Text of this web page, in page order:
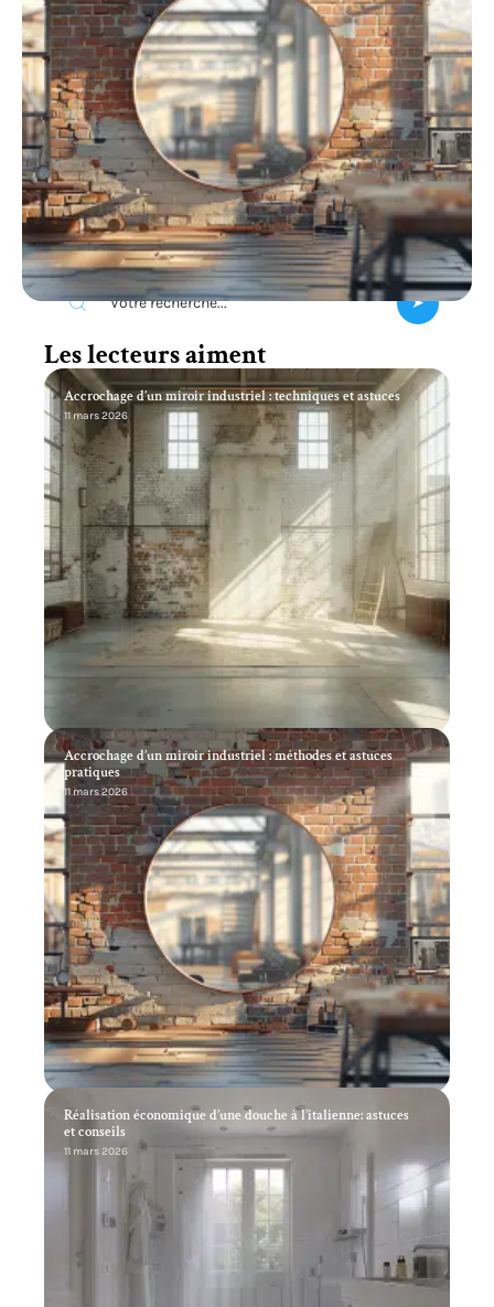
Recherche
Les lecteurs aiment
Accrochage d’un miroir industriel : techniques et astuces
11 mars 2026
Accrochage d’un miroir industriel : méthodes et astuces
pratiques
11 mars 2026
Réalisation économique d’une douche à l’italienne: astuces
et conseils
11 mars 2026